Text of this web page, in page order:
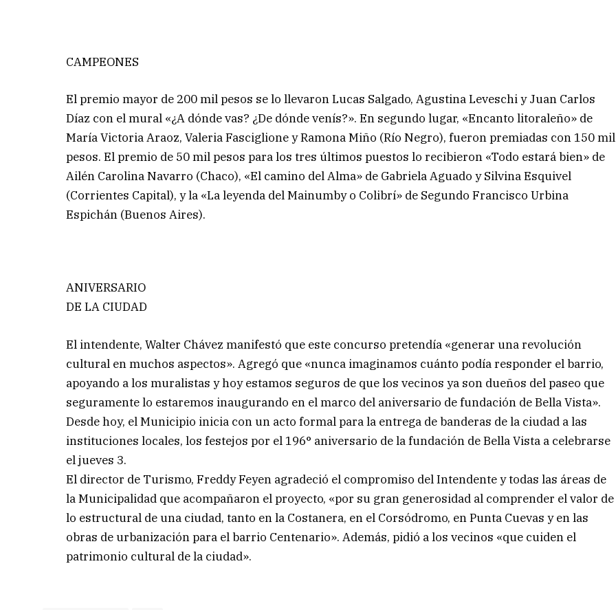
CAMPEONES
El premio mayor de 200 mil pesos se lo llevaron Lucas Salgado, Agustina Leveschi y Juan Carlos
Díaz con el mural «¿A dónde vas? ¿De dónde venís?». En segundo lugar, «Encanto litoraleño» de
María Victoria Araoz, Valeria Fasciglione y Ramona Miño (Río Negro), fueron premiadas con 150 mil
pesos. El premio de 50 mil pesos para los tres últimos puestos lo recibieron «Todo estará bien» de
Ailén Carolina Navarro (Chaco), «El camino del Alma» de Gabriela Aguado y Silvina Esquivel
(Corrientes Capital), y la «La leyenda del Mainumby o Colibrí» de Segundo Francisco Urbina
Espichán (Buenos Aires).
ANIVERSARIO
DE LA CIUDAD
El intendente, Walter Chávez manifestó que este concurso pretendía «generar una revolución
cultural en muchos aspectos». Agregó que «nunca imaginamos cuánto podía responder el barrio,
apoyando a los muralistas y hoy estamos seguros de que los vecinos ya son dueños del paseo que
seguramente lo estaremos inaugurando en el marco del aniversario de fundación de Bella Vista».
Desde hoy, el Municipio inicia con un acto formal para la entrega de banderas de la ciudad a las
instituciones locales, los festejos por el 196° aniversario de la fundación de Bella Vista a celebrarse
el jueves 3.
El director de Turismo, Freddy Feyen agradeció el compromiso del Intendente y todas las áreas de
la Municipalidad que acompañaron el proyecto, «por su gran generosidad al comprender el valor de
lo estructural de una ciudad, tanto en la Costanera, en el Corsódromo, en Punta Cuevas y en las
obras de urbanización para el barrio Centenario». Además, pidió a los vecinos «que cuiden el
patrimonio cultural de la ciudad».